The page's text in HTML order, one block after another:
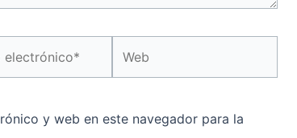
y web en este navegador para la